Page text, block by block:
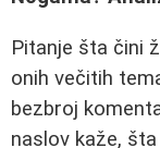
Pitanje šta čini
onih večitih
bezbroj
naslov kaže,